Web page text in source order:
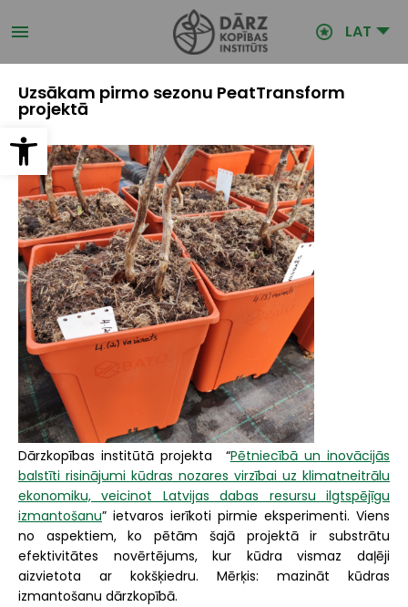
Open toolbar
uz
galveno LAT
Uzsākam pirmo sezonu PeatTransform
projektā
Dārzkopības institūtā projekta “Pētniecībā un inovācijās
balstīti risinājumi kūdras nozares virzībai uz klimatneitrālu
ekonomiku, veicinot Latvijas dabas resursu ilgtspējīgu
izmantošanu” ietvaros ierīkoti pirmie eksperimenti. Viens
no aspektiem, ko pētām šajā projektā ir substrātu
efektivitātes novērtējums, kur kūdra vismaz daļēji
aizvietota ar kokšķiedru. Mērķis: mazināt kūdras
izmantošanu dārzkopībā.